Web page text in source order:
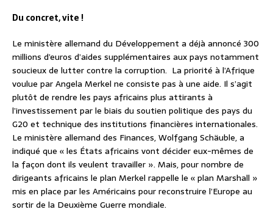
Du concret, vite !
Le ministère allemand du Développement a déjà annoncé 300
millions d’euros d’aides supplémentaires aux pays notamment
soucieux de lutter contre la corruption. La priorité à l’Afrique
voulue par Angela Merkel ne consiste pas à une aide. Il s’agit
plutôt de rendre les pays africains plus attirants à
l’investissement par le biais du soutien politique des pays du
G20 et technique des institutions financières internationales.
Le ministère allemand des Finances, Wolfgang Schäuble, a
indiqué que « les États africains vont décider eux-mêmes de
la façon dont ils veulent travailler ». Mais, pour nombre de
dirigeants africains le plan Merkel rappelle le « plan Marshall »
mis en place par les Américains pour reconstruire l’Europe au
sortir de la Deuxième Guerre mondiale.